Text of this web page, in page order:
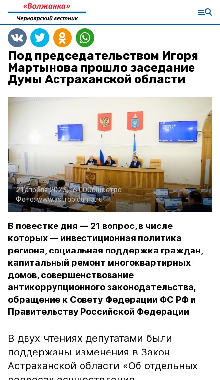
Под председательством Игоря
Мартынова прошло заседание
Думы Астраханской области
21 апреля 2023, 16:00Общество
Фото:www.astroblduma.ru
В повестке дня — 21 вопрос, в числе
которых — инвестиционная политика
региона, социальная поддержка граждан,
капитальный ремонт многоквартирных
домов, совершенствование
антикоррупционного законодательства,
обращение к Совету Федерации ФС РФ и
Правительству Российской Федерации
В двух чтениях депутатами были
поддержаны изменения в Закон
Астраханской области «Об отдельных